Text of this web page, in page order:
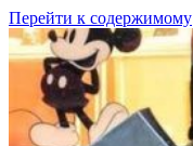
Перейти к содержимому